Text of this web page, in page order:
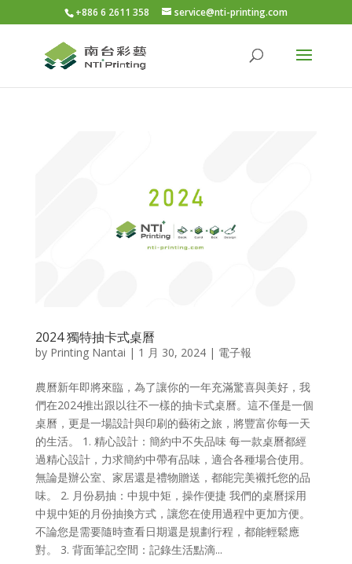
+886 6 2611 358 service@nti-printing.com
2024 獨特抽卡式桌曆
by Printing Nantai | 1 月 30, 2024| 電子報
農曆新年即將來臨，為了讓你的一年充滿驚喜與美好，我
們在2024推出跟以往不一樣的抽卡式桌曆。這不僅是一個
桌曆，更是一場設計與印刷的藝術之旅，將豐富你每一天
的生活。 1. 精心設計：簡約中不失品味 每一款桌曆都經
過精心設計，力求簡約中帶有品味，適合各種場合使用。
無論是辦公室、家居還是禮物贈送，都能完美襯托您的品
味。 2. 月份易抽：中規中矩，操作便捷 我們的桌曆採用
中規中矩的月份抽換方式，讓您在使用過程中更加方便。
不論您是需要隨時查看日期還是規劃行程，都能輕鬆應
對。 3. 背面筆記空間：記錄生活點滴...